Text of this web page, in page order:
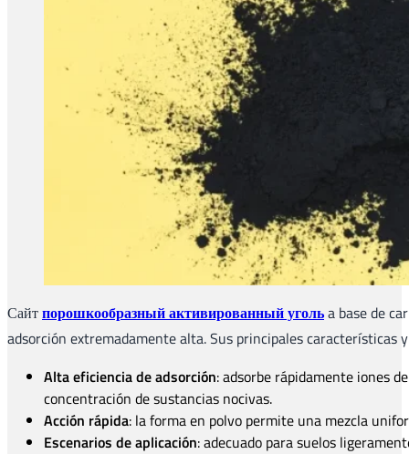
Сайтпорошкообразный активированный угольa base de
adsorción extremadamente alta. Sus principales características
Alta eficiencia de adsorción: adsorbe rápidamente iones
concentración de sustancias nocivas.
Acción rápida: la forma en polvo permite una mezcla
Escenarios de aplicación: adecuado para suelos